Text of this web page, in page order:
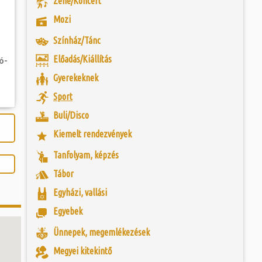
előtt a
is otthont adó
épületét. Az
történeti és
mintegy
műtárgyak
egyben
a
A találkozó
játékkal és
a lépést a
Mozi
Színház/Tánc
Előadás/Kiállítás
Gyerekeknek
Sport
Buli/Disco
Kiemelt rendezvények
Tanfolyam, képzés
Tábor
Egyházi, vallási
Egyebek
Ünnepek, megemlékezések
Megyei kitekintő